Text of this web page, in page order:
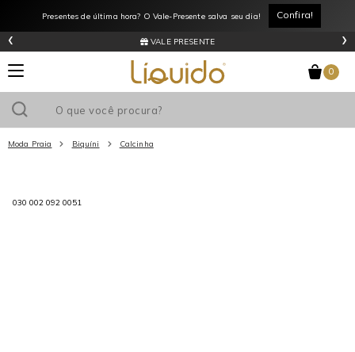
Presentes de última hora? O Vale-Presente salva seu dia! Confira!
VALE PRESENTE
‹ ›
0
Moda Praia Biquíni Calcinha
030 002 092 0051